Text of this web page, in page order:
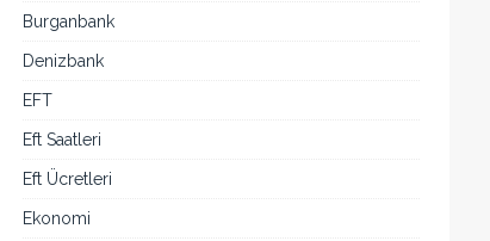
Burganbank
Denizbank
EFT
Eft Saatleri
Eft Ücretleri
Ekonomi